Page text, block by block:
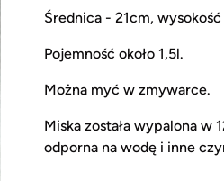
Średnica - 21cm,
Pojemność około 1,5l.
Można myć w zmywarce.
Miska została wypalona w
odporna na wodę i inne